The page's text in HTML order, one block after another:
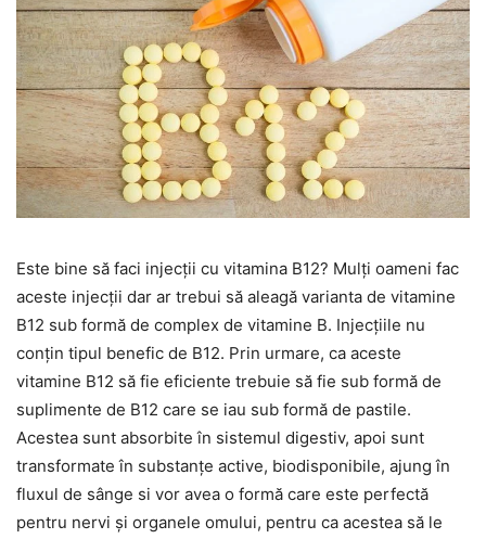
Este bine să faci injecții cu vitamina B12? Mulți oameni fac
aceste injecții dar ar trebui să aleagă varianta de vitamine
B12 sub formă de complex de vitamine B. Injecțiile nu
conțin tipul benefic de B12. Prin urmare, ca aceste
vitamine B12 să fie eficiente trebuie să fie sub formă de
suplimente de B12 care se iau sub formă de pastile.
Acestea sunt absorbite în sistemul digestiv, apoi sunt
transformate în substanțe active, biodisponibile, ajung în
fluxul de sânge si vor avea o formă care este perfectă
pentru nervi și organele omului, pentru ca acestea să le